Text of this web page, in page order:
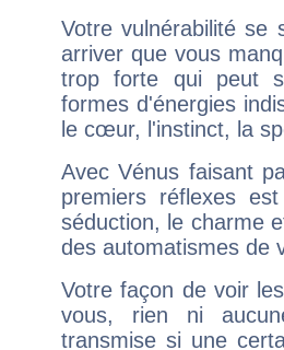
Votre vulnérabilité se
arriver que vous
trop forte qui peut
formes d'énergies
le cœur, l'instinct, la
Avec Vénus faisant
premiers réflexes
séduction, le charme
des automatismes de
Votre façon de voir
vous, rien ni
transmise si une